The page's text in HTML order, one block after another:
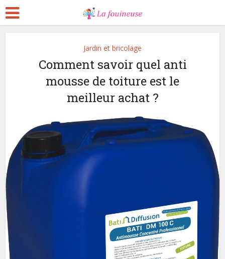
Jardin et bricolage
Comment savoir quel anti
mousse de toiture est le
meilleur achat ?